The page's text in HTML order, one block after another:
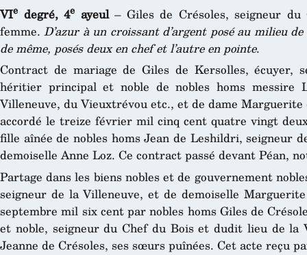
VIe degré, 4e ayeul– Giles de Crésoles, seigneur
femme.D’azur à un croissant d’argent posé au milieu
de même, posés deux en chef et l’autre en pointe.
Contract de mariage de Giles de Kersolles, écuyer,
héritier principal et noble de nobles homs messire
Villeneuve, du Vieuxtrévou etc., et de dame
accordé le treize février mil cinq cent quatre vingt
fille aînée de nobles homs Jean de Leshildri, seigneur
demoiselle Anne Loz. Ce contract passé devant Péan,
Partage dans les biens nobles et de gouvernement
seigneur de la Villeneuve, et de demoiselle
septembre mil six cent par nobles homs Giles de
et noble, seigneur du Chef du Bois et dudit lieu de la
Jeanne de Crésoles, ses sœurs puînées. Cet acte reçu